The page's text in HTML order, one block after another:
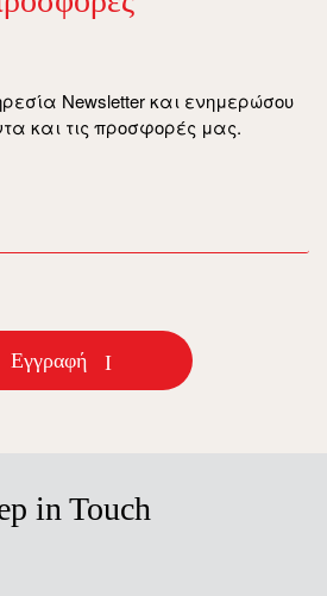
Newsletter και ενημερώσου
και τις προσφορές μας.
Εγγραφή
in Touch